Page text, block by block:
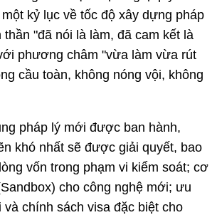
kỷ lục về tốc độ xây dựng pháp
thần "đã nói là làm, đã cam kết là
phương châm "vừa làm vừa rút
cầu toàn, không nóng vội, không
pháp lý mới được ban hành,
khó nhất sẽ được giải quyết, bao
vốn trong phạm vi kiểm soát; cơ
cho công nghệ mới; ưu
chính sách visa đặc biệt cho